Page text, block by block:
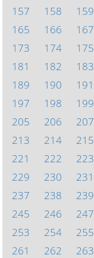
157
158 159
165
166 167
173
174 175
181
182 183
189
190 191
197
198 199
205
206 207
213
214 215
221
222 223
229
230 231
237
238 239
245
246 247
253
254 255
261
262 263